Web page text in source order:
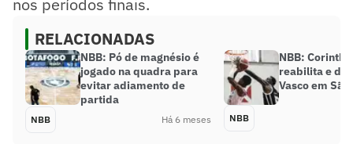
RELACIONADAS
NBB: Pó de magnésio é
jogado na quadra para
evitar adiamento de
partida
NBB Há 6 meses
NBB:
reabilita e
Vasco em
NBB